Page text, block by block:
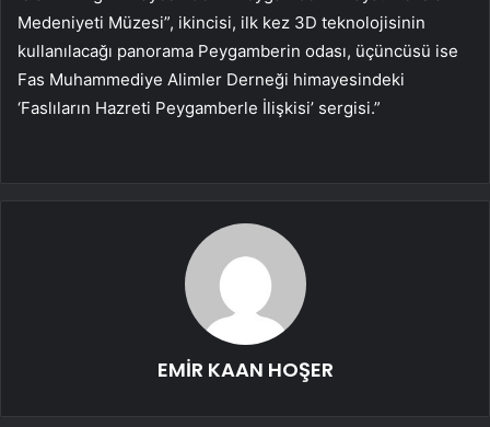
Medeniyeti Müzesi”, ikincisi, ilk kez 3D teknolojisinin
kullanılacağı panorama Peygamberin odası, üçüncüsü ise
Fas Muhammediye Alimler Derneği himayesindeki
‘Faslıların Hazreti Peygamberle İlişkisi’ sergisi.”
EMİR KAAN HOŞER